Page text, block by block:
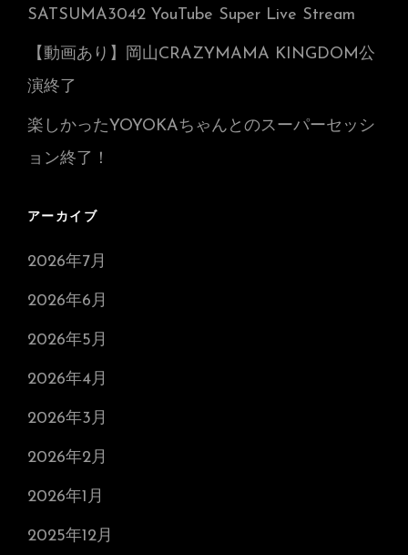
SATSUMA3042 YouTube Super Live Stream
【動画あり】岡山CRAZYMAMA KINGDOM公
演終了
楽しかったYOYOKAちゃんとのスーパーセッシ
ョン終了！
アーカイブ
2026年7月
2026年6月
2026年5月
2026年4月
2026年3月
2026年2月
2026年1月
2025年12月